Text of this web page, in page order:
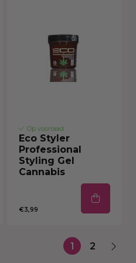
Op voorraad
Eco Styler
Professional
Styling Gel
Cannabis
€3,99
1 2